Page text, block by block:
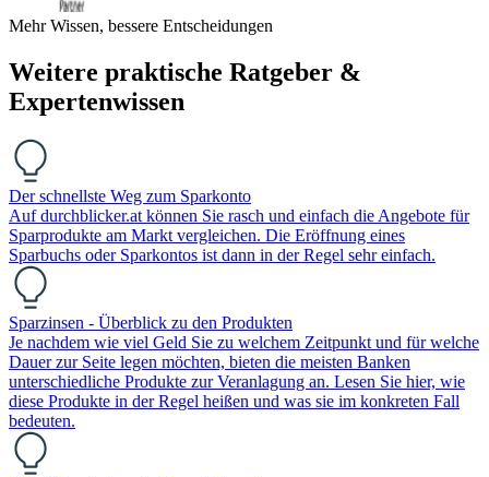
Mehr Wissen, bessere Entscheidungen
Weitere praktische Ratgeber &
Expertenwissen
Der schnellste Weg zum Sparkonto
Auf durchblicker.at können Sie rasch und einfach die Angebote für
Sparprodukte am Markt vergleichen. Die Eröffnung eines
Sparbuchs oder Sparkontos ist dann in der Regel sehr einfach.
Sparzinsen - Überblick zu den Produkten
Je nachdem wie viel Geld Sie zu welchem Zeitpunkt und für welche
Dauer zur Seite legen möchten, bieten die meisten Banken
unterschiedliche Produkte zur Veranlagung an. Lesen Sie hier, wie
diese Produkte in der Regel heißen und was sie im konkreten Fall
bedeuten.